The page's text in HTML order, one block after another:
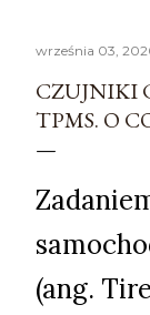
września 03,
CZUJNIKI
TPMS. O
(ang.